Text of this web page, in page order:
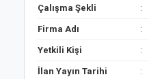
Çalışma Şekli
Firma Adı
Yetkili Kişi
İlan Yayın Tarihi